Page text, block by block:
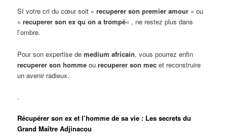
SI votre cri du cœur soit «recuperer son premier amour » ou
«recuperer son ex qu on a trompé« , ne restez plus dans
l’ombre.
Pour son expertise demedium africain, vous pourrez enfin
recuperer son homme ourecuperer son mec et reconstruire
un avenir radieux.
.
Récupérer son ex et l’homme de sa vie : Les secrets du
Grand Maître Adjinacou